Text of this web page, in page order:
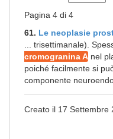
Pagina 4 di 4
61. Le neoplasie
... trisettimanale).
cromogranina A nel
poiché facilmente si
componente
Creato il 17 Settembre